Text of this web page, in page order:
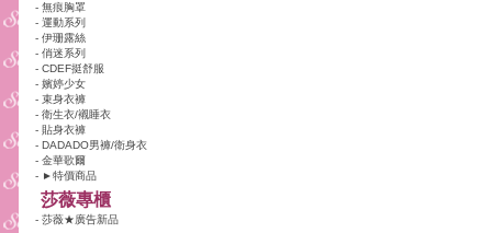
- 無痕胸罩
- 運動系列
- 伊珊露絲
- 俏迷系列
- CDEF挺舒服
- 嬪婷少女
- 束身衣褲
- 衛生衣/襯睡衣
- 貼身衣褲
- DADADO男褲/衛身衣
- 金華歌爾
- ►特價商品
莎薇專櫃
- 莎薇★廣告新品